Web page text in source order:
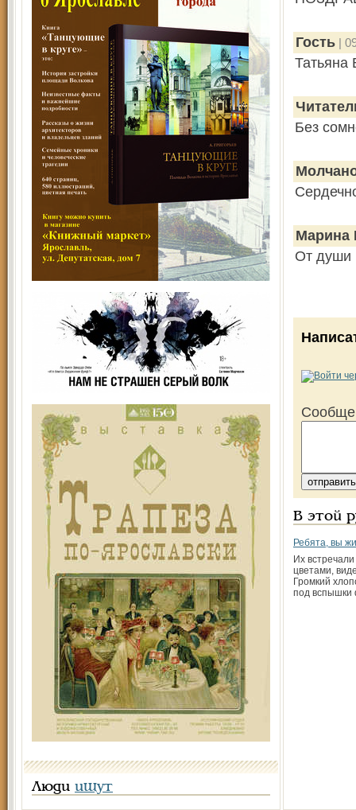
Люди ищут
Гость |
Татьяна
Без
Марина
От души
В этой
Ребята, вы
Их
цветами,
Громкий
под вспышки